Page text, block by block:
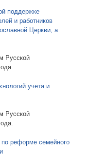
поддержке
и работников
Церкви, а
Русской
учета и
Русской
реформе семейного